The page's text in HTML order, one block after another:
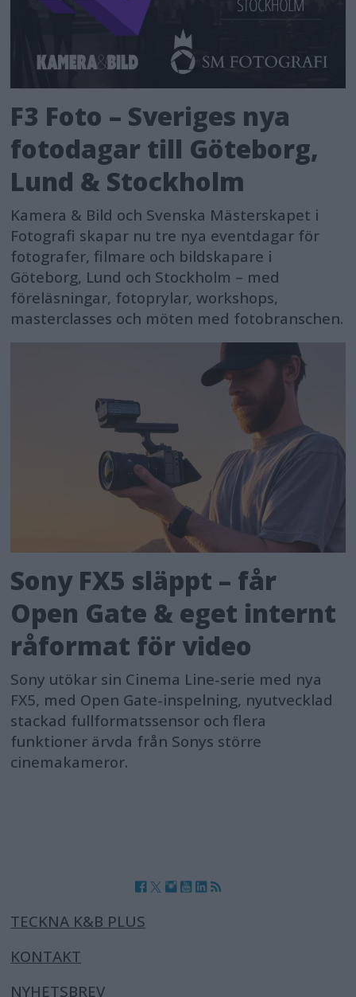
F3 Foto – Sveriges nya
fotodagar till Göteborg,
Lund & Stockholm
Kamera & Bild och Svenska Mästerskapet i
Fotografi skapar nu tre nya eventdagar för
fotografer, filmare och bildskapare i
Göteborg, Lund och Stockholm – med
föreläsningar, fotoprylar, workshops,
masterclasses och möten med fotobranschen.
Sony FX5 släppt – får
Open Gate & eget internt
råformat för video
Sony utökar sin Cinema Line-serie med nya
FX5, med Open Gate-inspelning, nyutvecklad
stackad fullformatssensor och flera
funktioner ärvda från Sonys större
cinemakameror.
TECKNA K&B PLUS
KONTAKT
NYHETSBREV